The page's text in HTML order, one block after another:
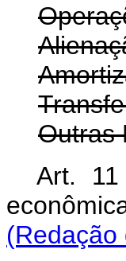
Outras
Art.
(Redação